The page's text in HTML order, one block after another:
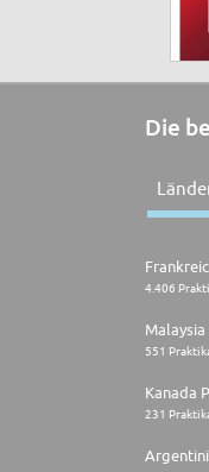
Die
4.406
551
Kanada
231